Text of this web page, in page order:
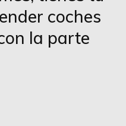
coches
la parte